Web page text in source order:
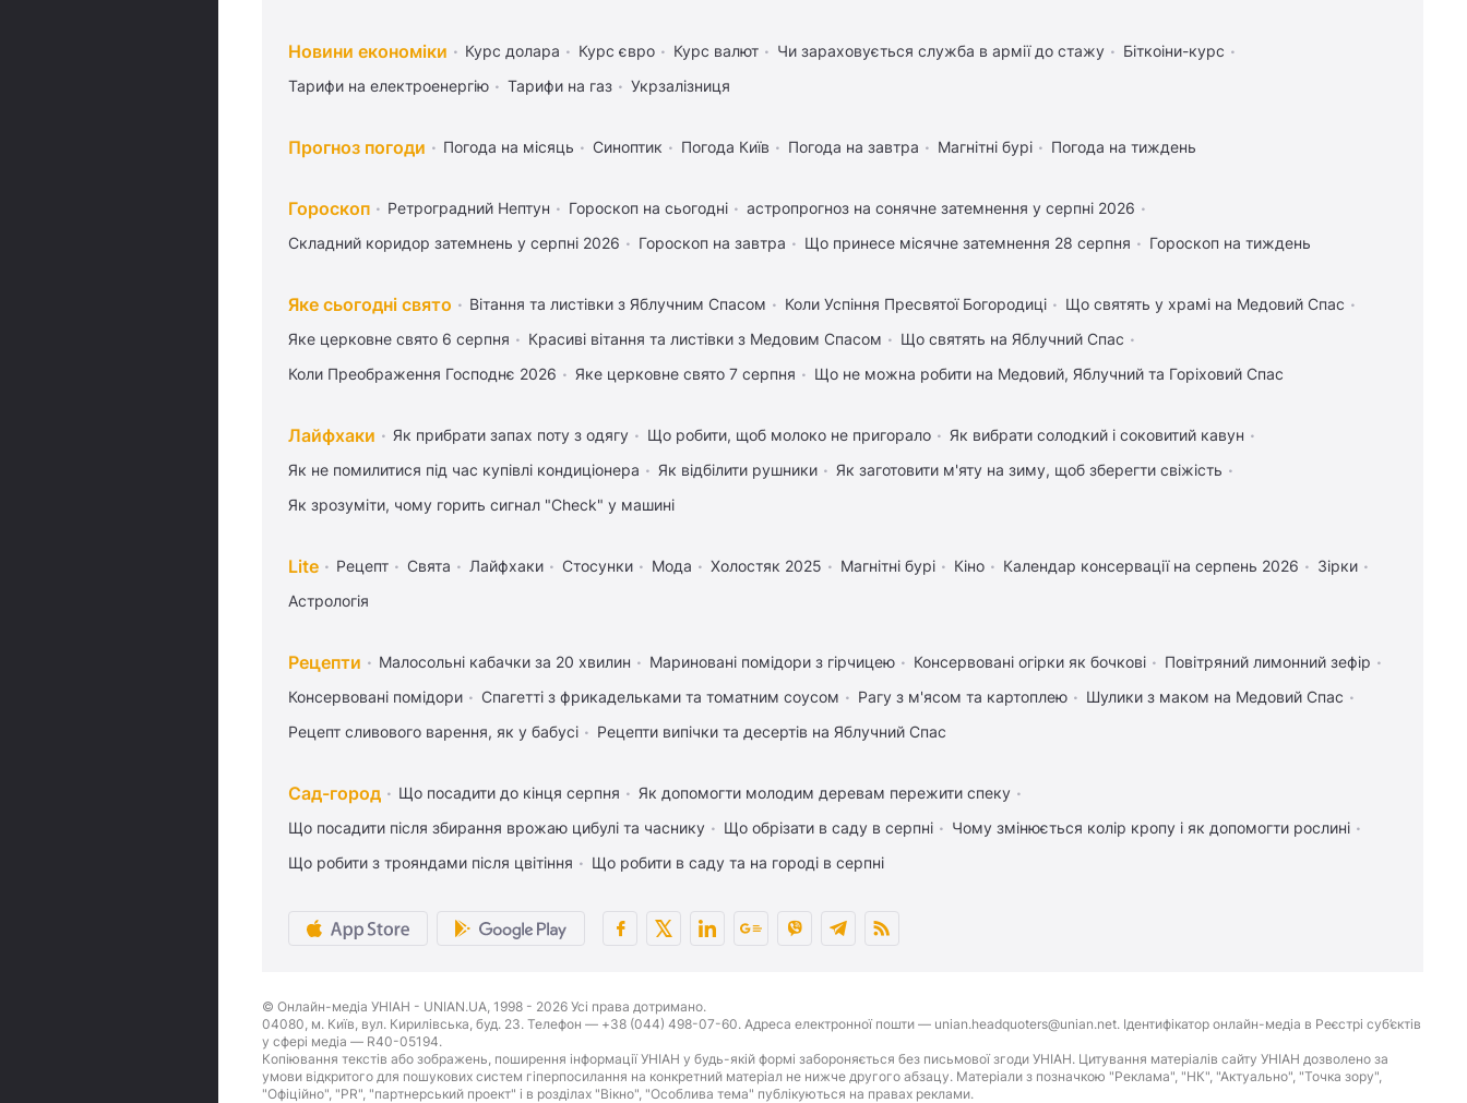
Новини економіки Курс долара Курс євро Курс валют Чи зараховується служба в армії до стажу
Біткоіни-курс
Тарифи на електроенергію
Тарифи на газ Укрзалізниця
Прогноз погоди Погода на місяць Синоптик Погода Київ Погода на завтра Магнітні бурі Погода на тиждень
Гороскоп Ретроградний Нептун Гороскоп на сьогодні
астропрогноз на сонячне затемнення у серпні 2026
Складний коридор затемнень у серпні 2026
Гороскоп на завтра Що принесе місячне затемнення 28 серпня Гороскоп на тиждень
Яке сьогодні свято Вітання та листівки з Яблучним Спасом Коли Успіння Пресвятої Богородиці
Що святять у храмі на Медовий Спас
Яке церковне свято 6 серпня
Красиві вітання та листівки з Медовим Спасом
Що святять на Яблучний Спас
Коли Преображення Господнє 2026
Яке церковне свято 7 серпня Що не можна робити на Медовий, Яблучний та Горіховий Спас
Лайфхаки Як прибрати запах поту з одягу Що робити, щоб молоко не пригорало
Як вибрати солодкий і соковитий кавун
Як не помилитися під час купівлі кондиціонера
Як відбілити рушники
Як заготовити м'яту на зиму, щоб зберегти свіжість
Як зрозуміти, чому горить сигнал "Check" у машині
Lite Рецепт Свята Лайфхаки Стосунки Мода Холостяк 2025 Магнітні бурі Кіно Календар консервації на серпень 2026
Зірки
Астрологія
Рецепти Малосольні кабачки за 20 хвилин Мариновані помідори з гірчицею Консервовані огірки як бочкові
Повітряний лимонний зефір
Консервовані помідори
Спагетті з фрикадельками та томатним соусом Рагу з м'ясом та картоплею
Шулики з маком на Медовий Спас
Рецепт сливового варення, як у бабусі
Рецепти випічки та десертів на Яблучний Спас
Сад-город Що посадити до кінця серпня
Як допомогти молодим деревам пережити спеку
Що посадити після збирання врожаю цибулі та часнику
Що обрізати в саду в серпні
Чому змінюється колір кропу і як допомогти рослині
Що робити з трояндами після цвітіння
Що робити в саду та на городі в серпні
© Онлайн-медіа УНІАН - UNIAN.UA, 1998 - 2026 Усі права дотримано.
04080, м. Київ, вул. Кирилівська, буд. 23. Телефон — +38 (044) 498-07-60. Адреса електронної пошти — unian.headquoters@unian.net. Ідентифікатор онлайн-медіа в Реєстрі суб’єктів
у сфері медіа — R40-05194.
Копіювання текстів або зображень, поширення інформації УНІАН у будь-якій формі забороняється без письмової згоди УНІАН. Цитування матеріалів сайту УНІАН дозволено за
умови відкритого для пошукових систем гіперпосилання на конкретний матеріал не нижче другого абзацу. Матеріали з позначкою "Реклама", "НК", "Актуально", "Точка зору",
"Офіційно", "PR", "партнерський проект" і в розділах "Вікно", "Особлива тема" публікуються на правах реклами.